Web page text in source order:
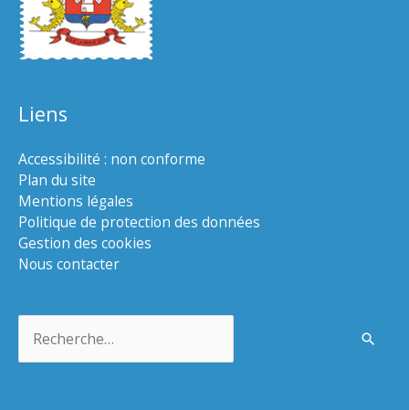
Liens
Accessibilité : non conforme
Plan du site
Mentions légales
Politique de protection des données
Gestion des cookies
Nous contacter